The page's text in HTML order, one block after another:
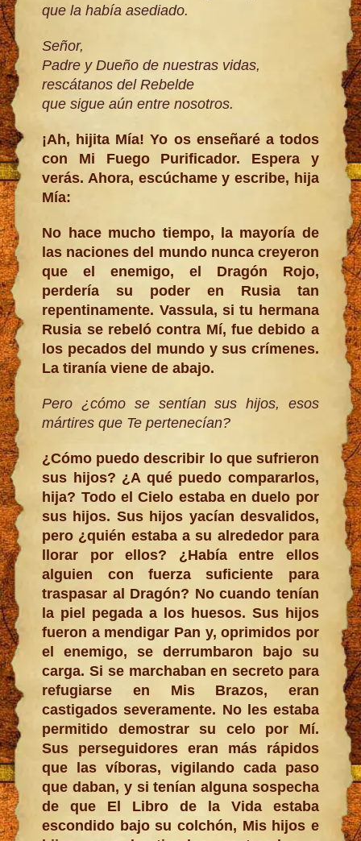
que la había asediado.
Señor,
Padre y Dueño de nuestras vidas,
rescátanos del Rebelde
que sigue aún entre nosotros.
¡Ah, hijita Mía! Yo os enseñaré a todos
con Mi Fuego Purificador. Espera y
verás. Ahora, escúchame y escribe, hija
Mía:
No hace mucho tiempo, la mayoría de
las naciones del mundo nunca creyeron
que el enemigo, el Dragón Rojo,
perdería su poder en Rusia tan
repentinamente. Vassula, si tu hermana
Rusia se rebeló contra Mí, fue debido a
los pecados del mundo y sus crímenes.
La tiranía viene de abajo.
Pero ¿cómo se sentían sus hijos, esos
mártires que Te pertenecían?
¿Cómo puedo describir lo que sufrieron
sus hijos? ¿A qué puedo compararlos,
hija? Todo el Cielo estaba en duelo por
sus hijos. Sus hijos yacían desvalidos,
pero ¿quién estaba a su alrededor para
llorar por ellos? ¿Había entre ellos
alguien con fuerza suficiente para
traspasar al Dragón? No cuando tenían
la piel pegada a los huesos. Sus hijos
fueron a mendigar Pan y, oprimidos por
el enemigo, se derrumbaron bajo su
carga. Si se marchaban en secreto para
refugiarse en Mis Brazos, eran
castigados severamente. No les estaba
permitido demostrar su celo por Mí.
Sus perseguidores eran más rápidos
que las víboras, vigilando cada paso
que daban, y si tenían alguna sospecha
de que El Libro de la Vida estaba
escondido bajo su colchón, Mis hijos e